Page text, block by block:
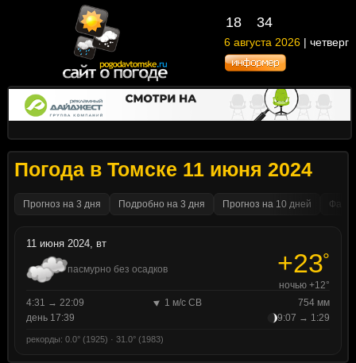
18 34
6 августа 2026 | четверг
Погода в Томске 11 июня 2024
Прогноз на 3 дня Подробно на 3 дня Прогноз на 10 дней
11 июня 2024, вт
пасмурно без осадков +23°
ночью +12°
4:31 → 22:09
1 м/с СВ
754 мм
день 17:39
9:07 → 1:29
рекорды: 0.0° (1925) · 31.0° (1983)